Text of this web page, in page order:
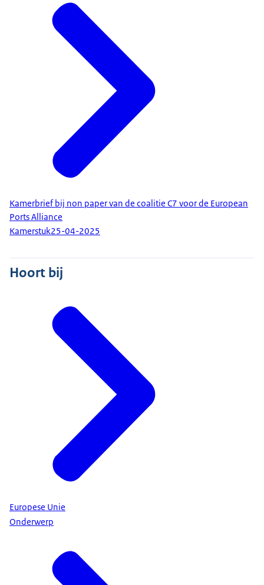
Kamerbrief bij non paper van de coalitie C7 voor de European
Ports Alliance
Kamerstuk25-04-2025
Hoort bij
Europese Unie
Onderwerp